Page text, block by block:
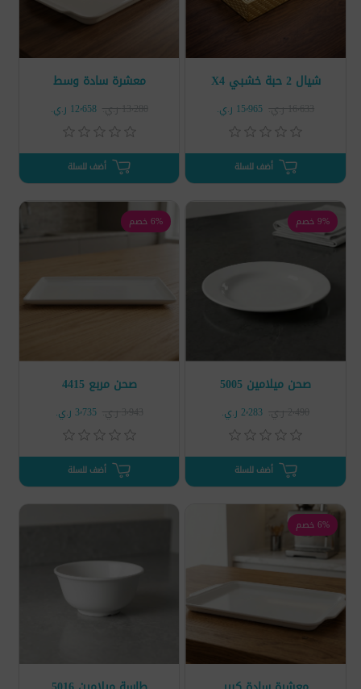
شيال 2 حبة خشبي X4
16٬633 ر.ي.‏ 15٬965 ر.ي.‏
أضف للسلة
معشرة سادة وسط
13٬280 ر.ي.‏ 12٬658 ر.ي.‏
أضف للسلة
صحن ميلامين 5005
9% خصم
2٬490 ر.ي.‏ 2٬283 ر.ي.‏
أضف للسلة
صحن مربع 4415
6% خصم
3٬943 ر.ي.‏ 3٬735 ر.ي.‏
أضف للسلة
6% خصم